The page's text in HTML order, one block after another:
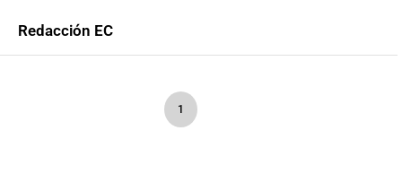
Redacción EC
1